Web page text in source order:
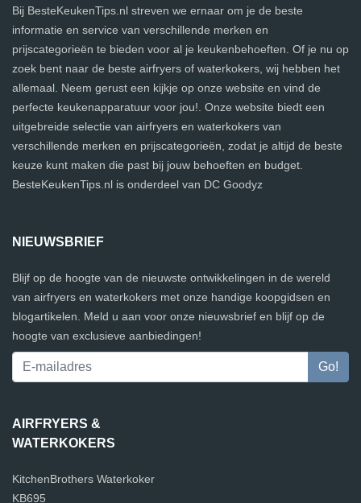
Bij BesteKeukenTips.nl streven we ernaar om je de beste
informatie en service van verschillende merken en
prijscategorieën te bieden voor al je keukenbehoeften. Of je nu op
zoek bent naar de beste airfryers of waterkokers, wij hebben het
allemaal. Neem gerust een kijkje op onze website en vind de
perfecte keukenapparatuur voor jou!. Onze website biedt een
uitgebreide selectie van airfryers en waterkokers van
verschillende merken en prijscategorieën, zodat je altijd de beste
keuze kunt maken die past bij jouw behoeften en budget.
BesteKeukenTips.nl is onderdeel van DC Goodyz
NIEUWSBRIEF
Blijf op de hoogte van de nieuwste ontwikkelingen in de wereld
van airfryers en waterkokers met onze handige koopgidsen en
blogartikelen. Meld u aan voor onze nieuwsbrief en blijf op de
hoogte van exclusieve aanbiedingen!
AIRFRYERS &
WATERKOKERS
KitchenBrothers Waterkoker
KB695